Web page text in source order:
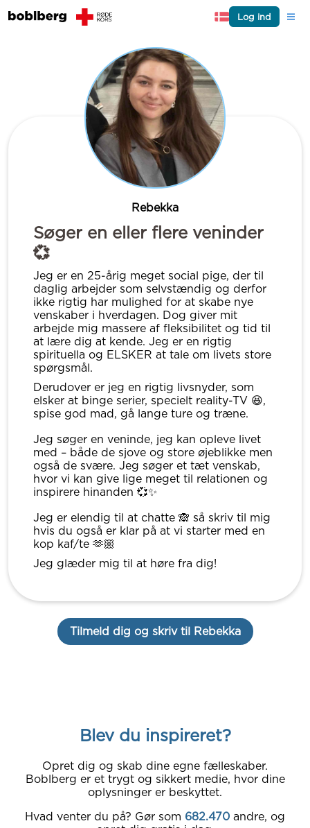
Log ind
Rebekka
Søger en eller flere veninder
💞
Jeg er en 25-årig meget social pige, der til
daglig arbejder som selvstændig og derfor
ikke rigtig har mulighed for at skabe nye
venskaber i hverdagen. Dog giver mit
arbejde mig massere af fleksibilitet og tid til
at lære dig at kende. Jeg er en rigtig
spirituella og ELSKER at tale om livets store
spørgsmål.
Derudover er jeg en rigtig livsnyder, som
elsker at binge serier, specielt reality-TV 😆,
spise god mad, gå lange ture og træne.
Jeg søger en veninde, jeg kan opleve livet
med – både de sjove og store øjeblikke men
også de svære. Jeg søger et tæt venskab,
hvor vi kan give lige meget til relationen og
inspirere hinanden 💞✨
Jeg er elendig til at chatte 🙈 så skriv til mig
hvis du også er klar på at vi starter med en
kop kaf/te 🫶🏼
Jeg glæder mig til at høre fra dig!
Tilmeld dig og skriv til Rebekka
Blev du inspireret?
Opret dig og skab dine egne fælleskaber.
Boblberg er et trygt og sikkert medie, hvor dine
oplysninger er beskyttet.
Hvad venter du på? Gør som 682.470 andre, og